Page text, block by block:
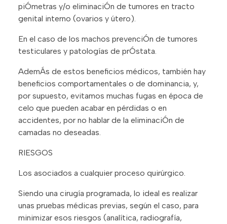
piÓmetras y/o eliminaciÓn de tumores en tracto
genital interno (ovarios y útero).
En el caso de los machos prevenciÓn de tumores
testiculares y patologías de prÓstata.
AdemÁs de estos beneficios médicos, también hay
beneficios comportamentales o de dominancia, y,
por supuesto, evitamos muchas fugas en época de
celo que pueden acabar en pérdidas o en
accidentes, por no hablar de la eliminaciÓn de
camadas no deseadas.
RIESGOS
Los asociados a cualquier proceso quirúrgico.
Siendo una cirugía programada, lo ideal es realizar
unas pruebas médicas previas, según el caso, para
minimizar esos riesgos (analítica, radiografía,